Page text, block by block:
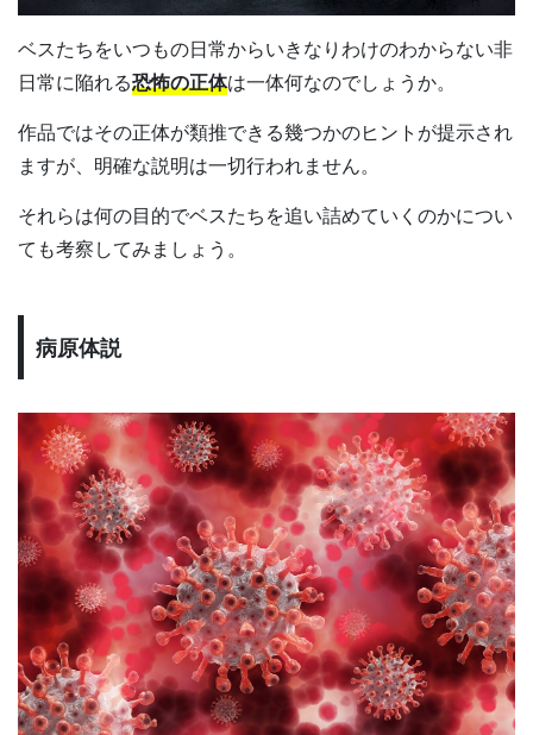
ベスたちをいつもの日常からいきなりわけのわからない非
日常に陥れる恐怖の正体は一体何なのでしょうか。
作品ではその正体が類推できる幾つかのヒントが提示され
ますが、明確な説明は一切行われません。
それらは何の目的でベスたちを追い詰めていくのかについ
ても考察してみましょう。
病原体説